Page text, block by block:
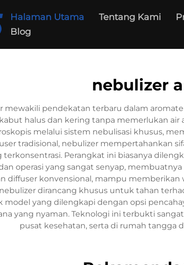
Halaman Utama Tentang Kami
Blog
nebulizer
mewakili pendekatan terbaru dalam
halus dan kering tanpa memerlukan
melalui sistem nebulisasi khusus,
tradisional, nebulizer mempertahankan
Perangkat ini biasanya
operasi yang sangat senyap,
diffuser konvensional, mampu
dirancang khusus untuk tahan
model yang dilengkapi dengan opsi
yang nyaman. Teknologi ini terbukti
pusat kesehatan, serta di rumah tangga